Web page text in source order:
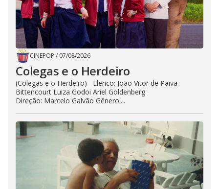
CINEPOP / 07/08/2026
Colegas e o Herdeiro
(Colegas e o Herdeiro) Elenco: João Vitor de Paiva
Bittencourt Luiza Godoi Ariel Goldenberg
Direção: Marcelo Galvão Gênero:...